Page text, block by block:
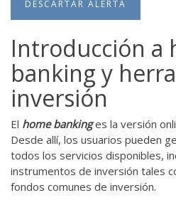
DESCARTAR ALERTA
Introducción a
banking y
inversión
El home bankinges la versión
Desde allí, los usuarios pueden
todos los servicios disponibles,
instrumentos de inversión tales
fondos comunes de inversión.